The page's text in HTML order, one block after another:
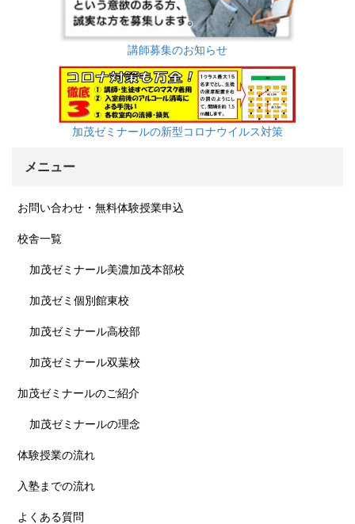
講師募集のお知らせ
加茂ゼミナールの新型コロナウイルス対策
メニュー
お問い合わせ・無料体験授業申込
校舎一覧
加茂ゼミナール美濃加茂本部校
加茂ゼミ個別館東校
加茂ゼミナール高校部
加茂ゼミナール双葉校
加茂ゼミナールのご紹介
加茂ゼミナールの理念
体験授業の流れ
入塾までの流れ
よくある質問